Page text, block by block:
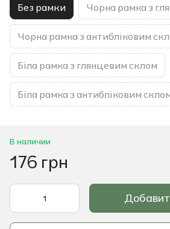
Без рамки Чорна рамка з
Чорна рамка з антибліковим
Біла рамка з глянцевим склом
Біла рамка з антибліковим
В наличии
176 грн